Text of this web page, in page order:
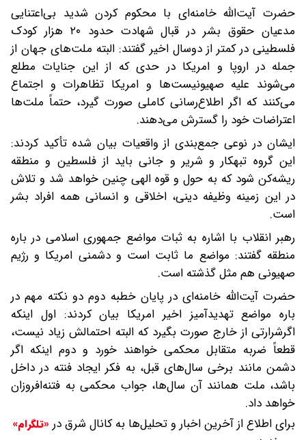
حضرت آیت‌الله خامنه‌ای با محکوم کردن شدید بی‌اعتنایی
مدعیان حقوق بشر در قبال شهادت حدود ۲۰ هزار کودک
فلسطینی در کمتر از دوسال اخیر گفتند: البته ملت‌های جهان از
جمله در اروپا و امریکا در حدی که از این جنایات مطلع
می‌شوند علیه صهیونیست‌ها و امریکا تظاهرات و اجتماع
می‌کنند که اگر اطلاع‌رسانی کاملی صورت گیرد، حتماً ملت‌ها
اعتراضات خود را گسترش می‌دهند.
ایشان در نوعی جمع‌بندی از واقعیات بیان شده تأکید کردند:
این گروه تبهکار و شریر و جانی باید از فلسطین و منطقه
ریشه‌کن شود که به حول و قوه الهی چنین خواهد شد و تلاش
در این زمینه وظیفه دینی، اخلاقی و انسانی همه افراد بشر
است.
رهبر انقلاب با اشاره به ثبات مواضع جمهوری اسلامی در باره
منطقه گفتند: مواضع ما ثابت است و دشمنی امریکا و رژیم
صهیونی هم مثل گذشته است.
حضرت آیت‌الله خامنه‌ای در پایان خطبه دوم دو نکته مهم در
باره مواضع تهدیدآمیز اخیر امریکا بیان کردند: اول اینکه
اگرشرارتی از خارج صورت بگیرد که البته احتمالش زیاد نیست،
قطعاً ضربه متقابل محکمی خواهند خورد و دوم اینکه اگر
دشمن مانند برخی سال‌های قبل، به فکر ایجاد فنته در داخل
باشد، ملت همانند آن سال‌ها، جواب محکمی به فتنه‌افروزان
خواهد داد.
برای اطلاع از آخرین اخبار و تحلیل‌ها به کانال شرق در «تلگرام»